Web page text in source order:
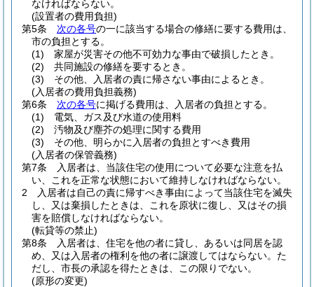
なければならない。
(設置者の費用負担)
第5条
次の各号の一に該当する場合の修繕に要する費用は、
市の負担とする。
(1)
家屋が災害その他不可効力な事由で破損したとき。
(2)
共同施設の修繕を要するとき。
(3)
その他、入居者の責に帰さない事由によるとき。
(入居者の費用負担義務)
第6条
次の各号に掲げる費用は、入居者の負担とする。
(1)
電気、ガス及び水道の使用料
(2)
汚物及び塵芥の処理に関する費用
(3)
その他、明らかに入居者の負担とすべき費用
(入居者の保管義務)
第7条
入居者は、当該住宅の使用について必要な注意を払
い、これを正常な状態において維持しなければならない。
2
入居者は自己の責に帰すべき事由によって当該住宅を滅失
し、又は棄損したときは、これを原状に復し、又はその損
害を賠償しなければならない。
(転貸等の禁止)
第8条
入居者は、住宅を他の者に貸し、あるいは同居を認
め、又は入居者の権利を他の者に譲渡してはならない。 た
だし、市長の承認を得たときは、この限りでない。
(原形の変更)